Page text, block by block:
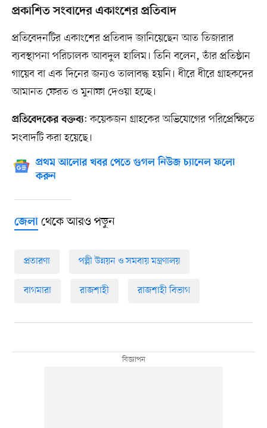
প্রকাশিত সংবাদের একাংশের প্রতিবাদ
প্রতিবেদনটির একাংশের প্রতিবাদ জানিয়েছেন আত তিজারার
ব্যবস্থাপনা পরিচালক আবদুল হালিম। তিনি বলেন, তাঁর প্রতিষ্ঠান
গায়েব বা এক দিনের জন্যও তালাবদ্ধ হয়নি। ধীরে ধীরে গ্রাহকদের
আমানত ফেরত ও মুনাফা দেওয়া হচ্ছে।
প্রতিবেদকের বক্তব্য: কয়েকজন গ্রাহকের অভিযোগের পরিপ্রেক্ষিতে
সংবাদটি করা হয়েছে।
প্রথম আলোর খবর পেতে গুগল নিউজ চ্যানেল ফলো
করুন
জেলাথেকে আরও পড়ুন
প্রতারণা পল্লী উন্নয়ন ও সমবায় মন্ত্রণালয়
বাগমারা রাজশাহী রাজশাহী বিভাগ